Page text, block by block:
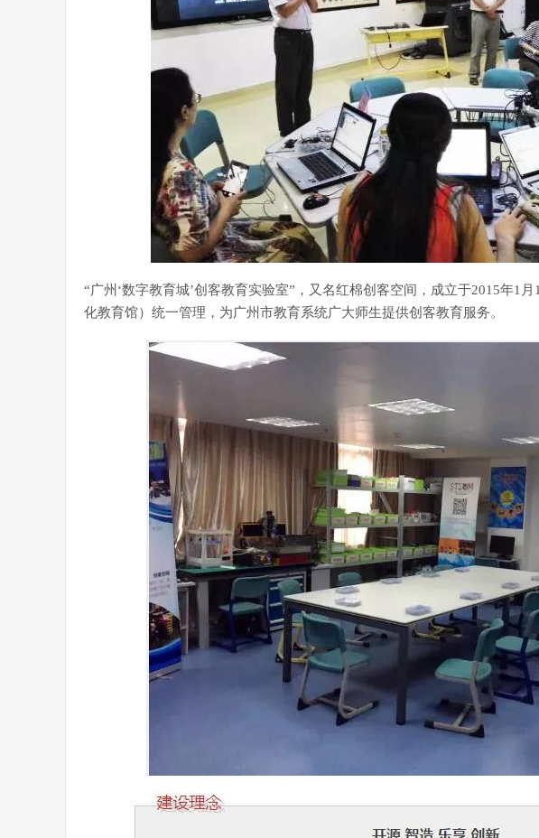
“广州‘数字教育城’创客教育实验室”，又名红棉创客空间，成立于2015年1
化教育馆）统一管理，为广州市教育系统广大师生提供创客教育服务。